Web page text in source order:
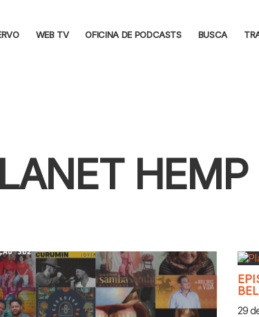
WEB TV OFICINA DE PODCASTS BUSCA
HEMP
29